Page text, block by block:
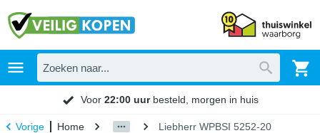
Voor 22:00 uurbesteld, morgen in huis
Vorige Home Liebherr WPBSI 5252-20